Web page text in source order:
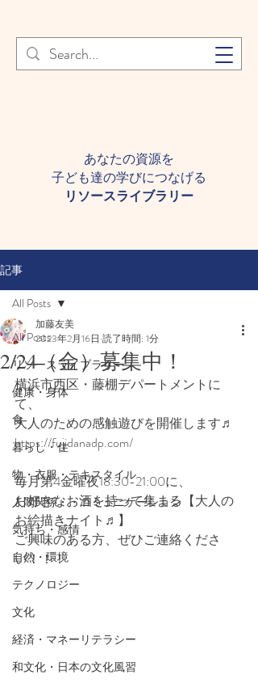
登録者様へ 個人情報の取り扱
いについて Learn More
あなたの資源を
子ども達の学びにつなげる​
​リソースライブラリー
記事
All Posts
リソースライブラリー
健康・身体
食
暮らし・住
物・衣服・テキスタイル
人間関係・・コミュニケーション
気持ち・感情
自然・環境
テクノロジー
文化
経済・マネーリテラシー
和文化・日本の文化風習
All Posts
2/24（金）募集中！
加藤友美
2023年2月16日 読了時間: 1分
横浜市西区・藤棚デパートメントに
て、
大人のための感触遊びを開催します♬
https://fujidanadp.com/
毎月第4金曜夜18:30-21:00に、
お好きなお酒を持って集まる【大人の
お絵描きナイト♬】
ご興味のある方、ぜひご連絡くださ
い！！！